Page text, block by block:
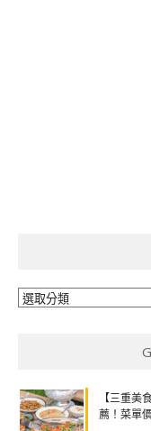
分
【三重
薦！菜單